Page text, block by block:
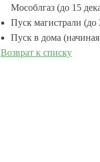
Мособлгаз (до 15
Пуск магистрали (до
Пуск в дома
Возврат к списку